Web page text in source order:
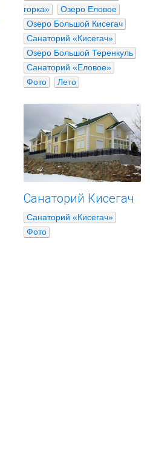
горка»
Озеро Еловое
Озеро Большой Кисегач
Санаторий «Кисегач»
Озеро Большой Теренкуль
Санаторий «Еловое»
Фото
Лето
Санаторий Кисегач
Санаторий «Кисегач»
Фото